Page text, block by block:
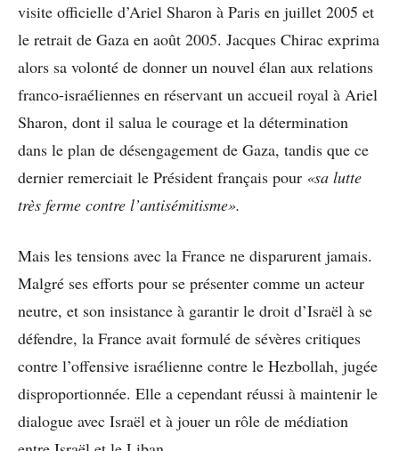
visite officielle d’Ariel Sharon à Paris en juillet 2005 et
le retrait de Gaza en août 2005. Jacques Chirac exprima
alors sa volonté de donner un nouvel élan aux relations
franco-israéliennes en réservant un accueil royal à Ariel
Sharon, dont il salua le courage et la détermination
dans le plan de désengagement de Gaza, tandis que ce
dernier remerciait le Président français pour «sa lutte
très ferme contre l’antisémitisme».
Mais les tensions avec la France ne disparurent jamais.
Malgré ses efforts pour se présenter comme un acteur
neutre, et son insistance à garantir le droit d’Israël à se
défendre, la France avait formulé de sévères critiques
contre l’offensive israélienne contre le Hezbollah, jugée
disproportionnée. Elle a cependant réussi à maintenir le
dialogue avec Israël et à jouer un rôle de médiation